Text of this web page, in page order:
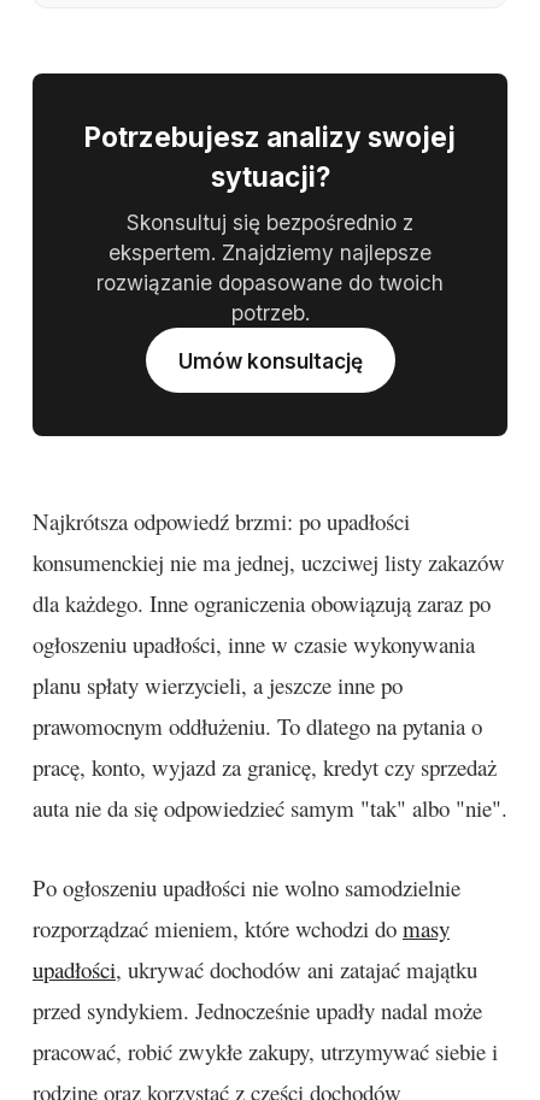
Potrzebujesz analizy swojej
sytuacji?
Skonsultuj się bezpośrednio z
ekspertem. Znajdziemy najlepsze
rozwiązanie dopasowane do twoich
potrzeb.
Umów konsultację
Najkrótsza odpowiedź brzmi: po upadłości
konsumenckiej nie ma jednej, uczciwej listy zakazów
dla każdego. Inne ograniczenia obowiązują zaraz po
ogłoszeniu upadłości, inne w czasie wykonywania
planu spłaty wierzycieli, a jeszcze inne po
prawomocnym oddłużeniu. To dlatego na pytania o
pracę, konto, wyjazd za granicę, kredyt czy sprzedaż
auta nie da się odpowiedzieć samym "tak" albo "nie".
Po ogłoszeniu upadłości nie wolno samodzielnie
rozporządzać mieniem, które wchodzi do masy
upadłości, ukrywać dochodów ani zatajać majątku
przed syndykiem. Jednocześnie upadły nadal może
pracować, robić zwykłe zakupy, utrzymywać siebie i
rodzinę oraz korzystać z części dochodów